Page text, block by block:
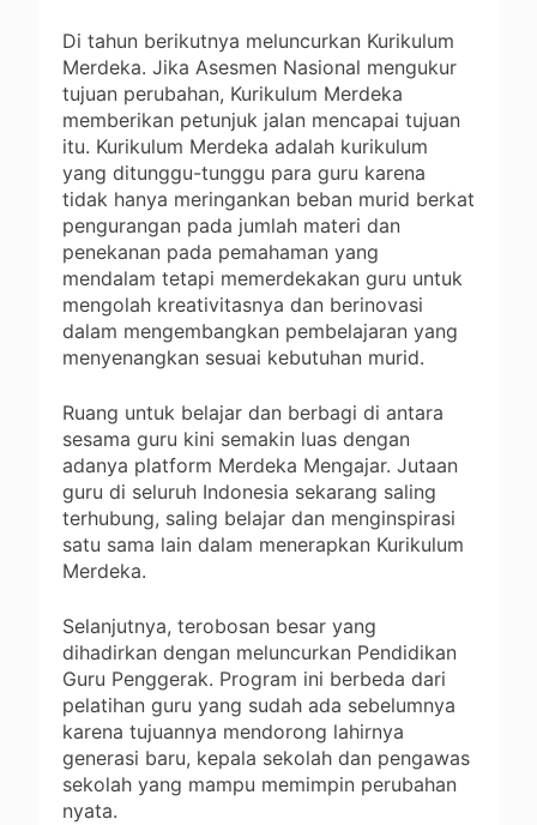
Di tahun berikutnya meluncurkan Kurikulum
Merdeka. Jika Asesmen Nasional mengukur
tujuan perubahan, Kurikulum Merdeka
memberikan petunjuk jalan mencapai tujuan
itu. Kurikulum Merdeka adalah kurikulum
yang ditunggu-tunggu para guru karena
tidak hanya meringankan beban murid berkat
pengurangan pada jumlah materi dan
penekanan pada pemahaman yang
mendalam tetapi memerdekakan guru untuk
mengolah kreativitasnya dan berinovasi
dalam mengembangkan pembelajaran yang
menyenangkan sesuai kebutuhan murid.
Ruang untuk belajar dan berbagi di antara
sesama guru kini semakin luas dengan
adanya platform Merdeka Mengajar. Jutaan
guru di seluruh Indonesia sekarang saling
terhubung, saling belajar dan menginspirasi
satu sama lain dalam menerapkan Kurikulum
Merdeka.
Selanjutnya, terobosan besar yang
dihadirkan dengan meluncurkan Pendidikan
Guru Penggerak. Program ini berbeda dari
pelatihan guru yang sudah ada sebelumnya
karena tujuannya mendorong lahirnya
generasi baru, kepala sekolah dan pengawas
sekolah yang mampu memimpin perubahan
nyata.